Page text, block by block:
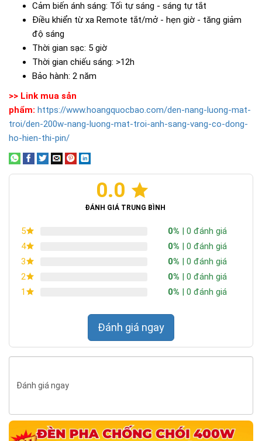
Cảm biến ánh sáng: Tối tự sáng - sáng tự tắt
Điều khiển từ xa Remote tắt/mở - hẹn giờ - tăng giảm
độ sáng
Thời gian sạc: 5 giờ
Thời gian chiếu sáng: >12h
Bảo hành: 2 năm
>> Link mua sản
phẩm: https://www.hoangquocbao.com/den-nang-luong-mat-
troi/den-200w-nang-luong-mat-troi-anh-sang-vang-co-dong-
ho-hien-thi-pin/
0.0
ĐÁNH GIÁ TRUNG BÌNH
5 0% | 0 đánh giá
4
0% | 0 đánh giá
3
0% | 0 đánh giá
2
0% | 0 đánh giá
1
0% | 0 đánh giá
Đánh giá ngay
Đánh giá ngay